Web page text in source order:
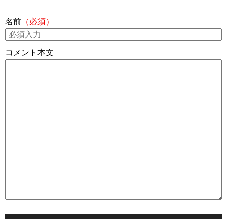
名前 （必須）
コメント本文